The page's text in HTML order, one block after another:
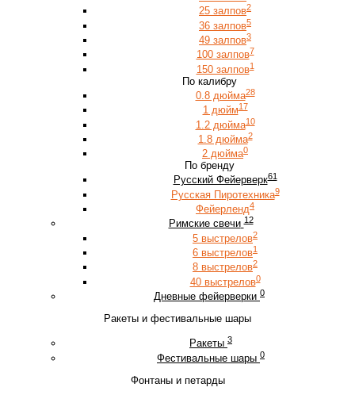
25 залпов2
36 залпов5
49 залпов3
100 залпов7
150 залпов1
По калибру
0.8 дюйма28
1 дюйм17
1.2 дюйма10
1.8 дюйма2
2 дюйма0
По бренду
Русский Фейерверк61
Русская Пиротехника9
Фейерленд4
Римские свечи 12
5 выстрелов2
6 выстрелов1
8 выстрелов2
40 выстрелов0
Дневные фейерверки 0
Ракеты и фестивальные шары
Ракеты 3
Фестивальные шары 0
Фонтаны и петарды